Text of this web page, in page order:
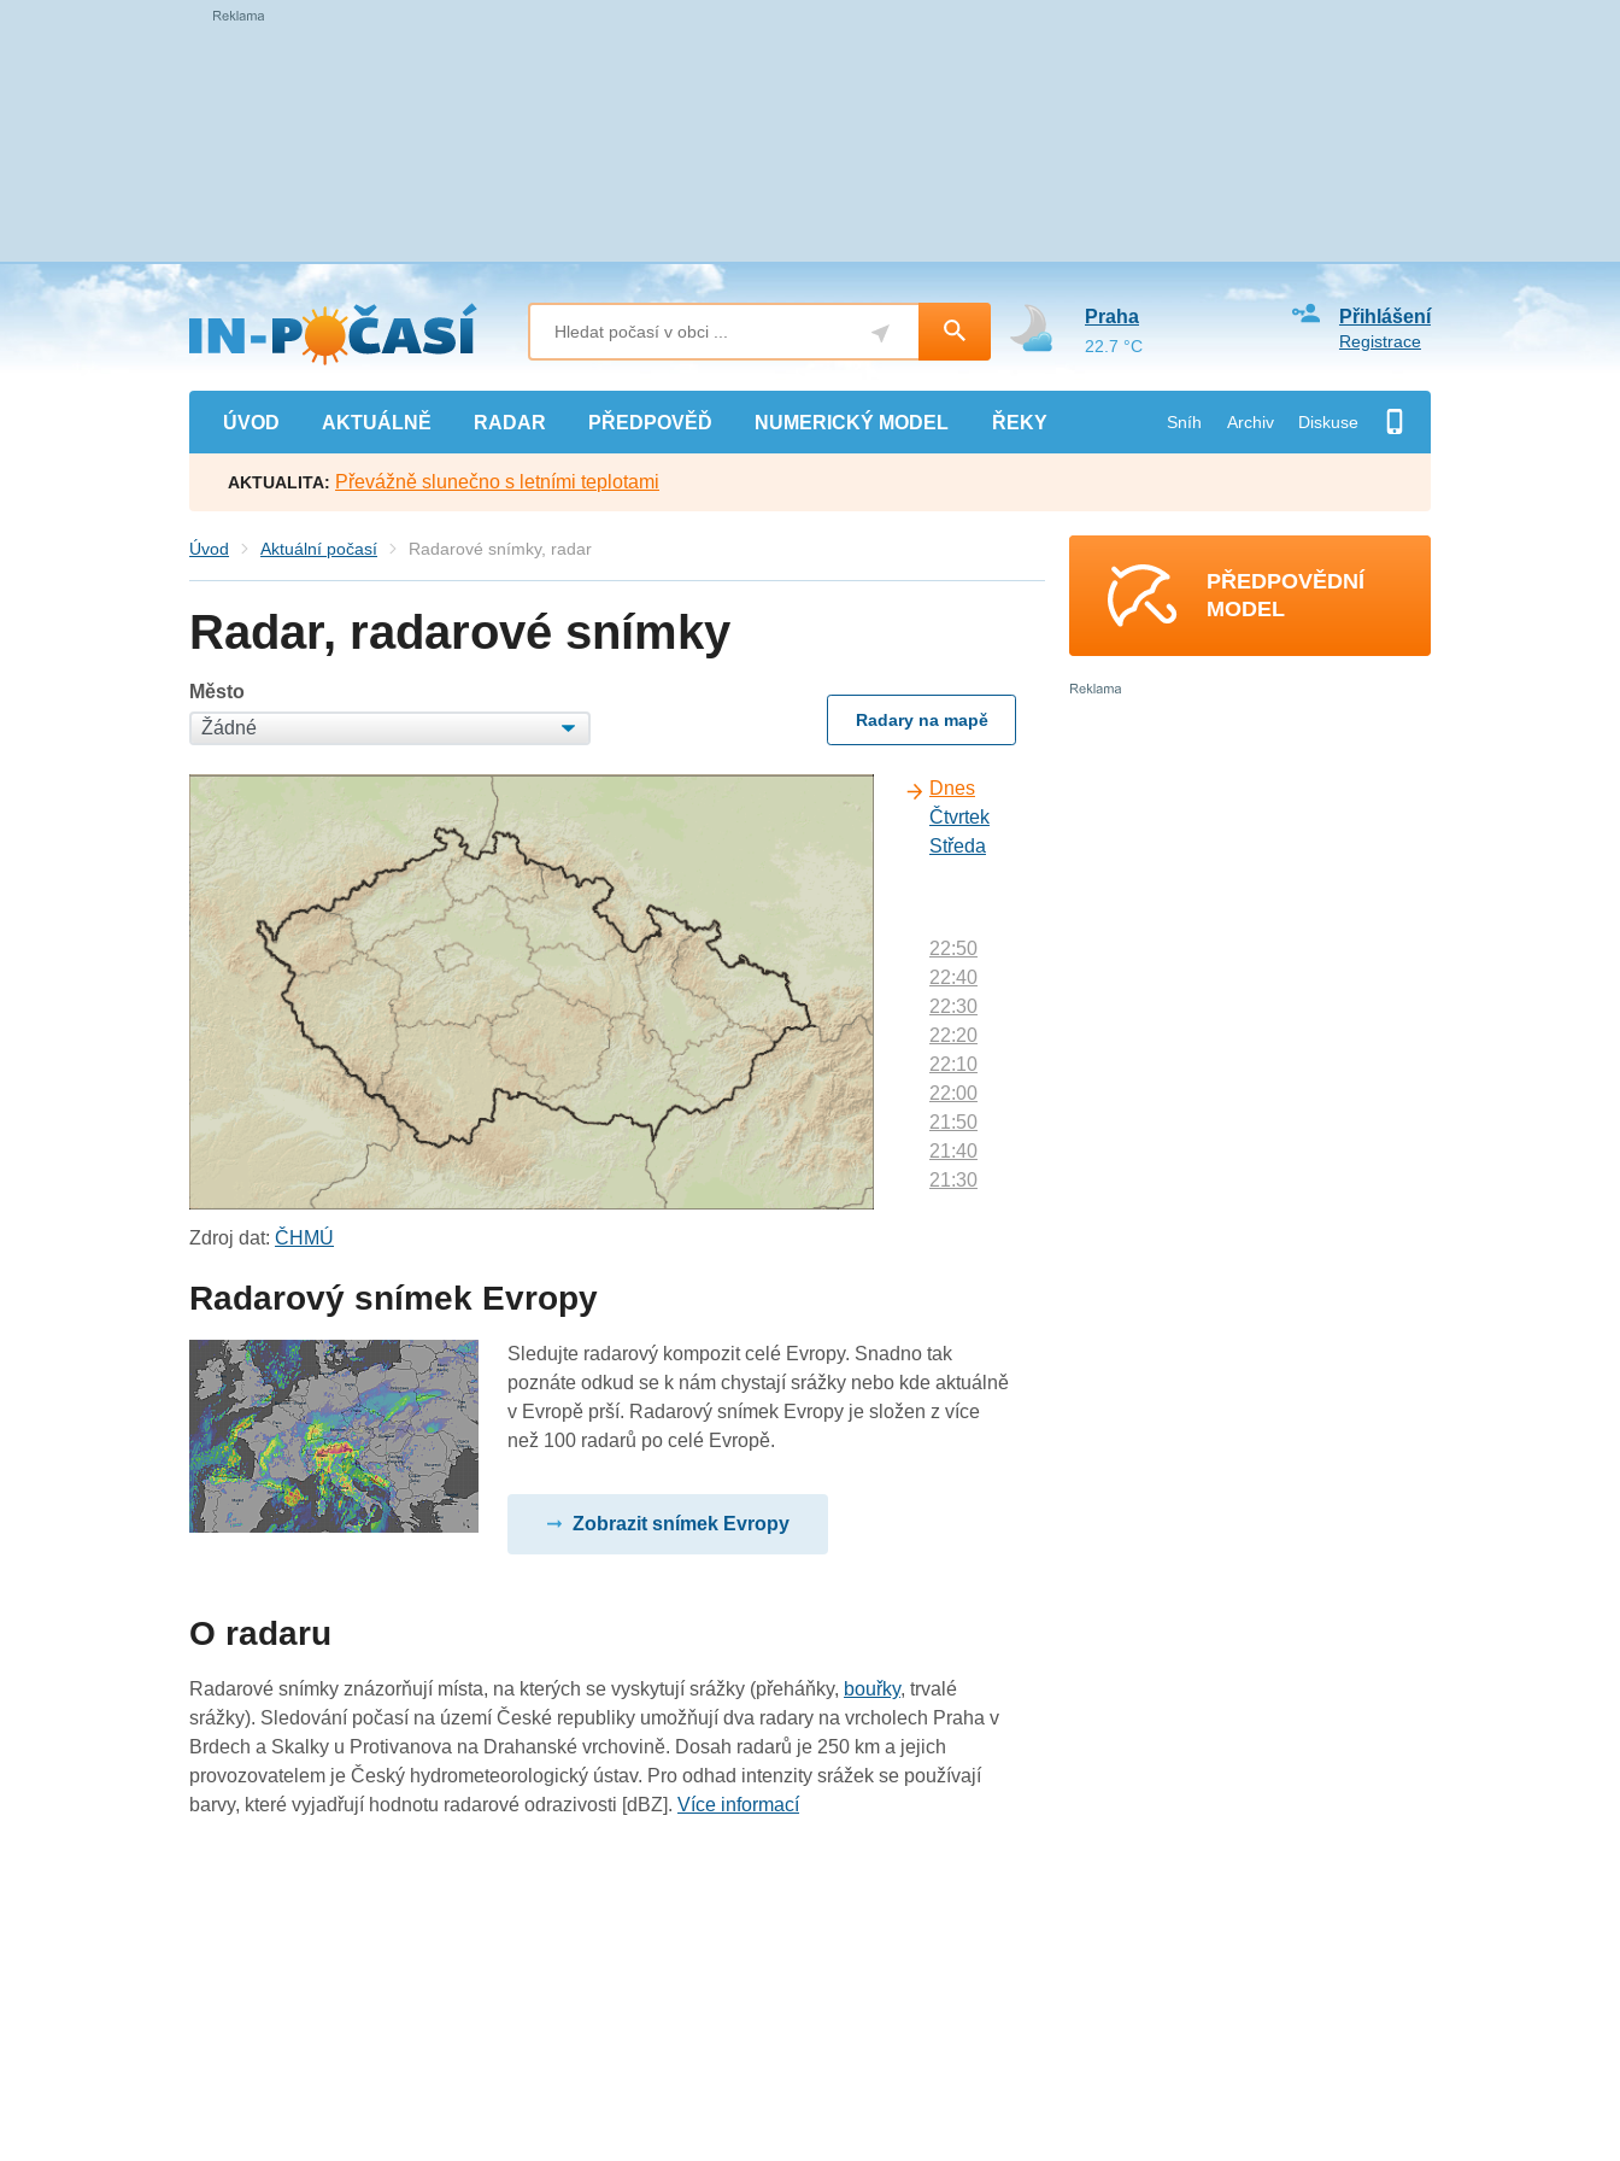
Přejít
na
hlavní
obsah
ÚVOD AKTUÁLNĚ RADAR PŘEDPOVĚĎ NUMERICKÝ MODEL ŘEKY Sníh Archiv Diskuse
Přihlášení
Registrace
Praha
22.7 °C
AKTUALITA: Převážně slunečno s letními teplotami
Úvod Aktuální počasí Radarové snímky, radar
Radar, radarové snímky
Město
Radary na mapě
Dnes
Čtvrtek
Středa
22:50
22:40
22:30
22:20
22:10
22:00
21:50
21:40
21:30
20:30
20:20
20:10
18:30
18:20
18:10
18:00
Zdroj dat:ČHMÚ
Radarový snímek Evropy
Sledujte radarový kompozit celé Evropy. Snadno tak
poznáte odkud se k nám chystají srážky nebo kde aktuálně
v Evropě prší. Radarový snímek Evropy je složen z více
než 100 radarů po celé Evropě.
Zobrazit snímek Evropy
O radaru
Radarové snímky znázorňují místa, na kterých se vyskytují srážky (přeháňky, bouřky, trvalé
srážky). Sledování počasí na území České republiky umožňují dva radary na vrcholech Praha v
Brdech a Skalky u Protivanova na Drahanské vrchovině. Dosah radarů je 250 km a jejich
provozovatelem je Český hydrometeorologický ústav. Pro odhad intenzity srážek se používají
barvy, které vyjadřují hodnotu radarové odrazivosti [dBZ].Více informací
PŘEDPOVĚDNÍ
MODEL